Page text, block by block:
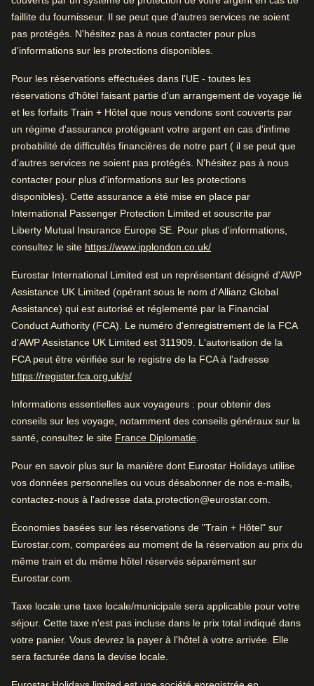
plats allemands et internationaux au restaurant de l'hôtel,
puis se détendre en prenant un verre dans le bar-salon
accueillant.
Les installations sur place comprennent un centre de
remise en forme et un sauna, un restaurant avec terrasse
et un service 24h/24, ce qui fait de cet hôtel un choix idéal
dans le centre de Cologne. Bénéficiant d'excellentes
liaisons de transport juste à l'extérieur et de nombreux
cafés et attractions locales à proximité, le Mercure
Severinshof Koeln City allie commodité pratique et
hospitalité allemande décontractée.
Démarche écoresponsable :Cet hôtel participe au
programme GreenLeaders, une initiative en vertu de
laquelle les établissements participants s’engagent à faire
un geste pour l’environnement : recycler, sélectionner des
ingrédients bio issus du terroir et mettre à disposition des
clients des stations de recharge pour véhicules
électriques, entre autres.
Pour information, le texte sur cette page a été traduit
depuis l'anglais à l'aide d'un outil d'intelligence artificielle.
Il est donc possible que l'orthographe et la grammaire ne
soient pas parfaites.
Arrive à Cologne
Pendant que vous êtes à Cologne
Vérifier la disponibilité et réserver
Trouvez une chambre
Arrive à Cologne
1.5 km de Cologne
Pendant que vous êtes à Cologne
0.6 km de Schokoladenmuseum
Bon à savoir
Chambres spacieuses
Noté par
Couple– 46 %
Famille – 24%
17
Seul·e– 13 %
Noté 4.4/5 basé sur les commentaires de tous
les voyageurs
Excellent pour un voyage entre amis. Parking et transports
en commun à proximité.
Excellent hôtel luxueux
Excellent hôtel d'affaires
L'essentiel
Site
Avis des utilisatrices et utilisateurs, 4.6 sur 5
Très bien situé
Positif
faillite du fournisseur. Il se peut que d'autres services ne soient
pas protégés. N'hésitez pas à nous contacter pour plus
d'informations sur les protections disponibles.
Pour les réservations effectuées dans l'UE - toutes les
réservations d'hôtel faisant partie d'un arrangement de voyage lié
et les forfaits Train + Hôtel que nous vendons sont couverts par
un régime d'assurance protégeant votre argent en cas d'infime
probabilité de difficultés financières de notre part ( il se peut que
d'autres services ne soient pas protégés. N'hésitez pas à nous
contacter pour plus d'informations sur les protections
disponibles). Cette assurance a été mise en place par
International Passenger Protection Limited et souscrite par
Liberty Mutual Insurance Europe SE. Pour plus d'informations,
consultez le site https://www.ipplondon.co.uk/(
Eurostar International Limited est un représentant désigné d'AWP
Assistance UK Limited (opérant sous le nom d'Allianz Global
Assistance) qui est autorisé et réglementé par la Financial
Conduct Authority (FCA). Le numéro d'enregistrement de la FCA
d'AWP Assistance UK Limited est 311909. L'autorisation de la
FCA peut être vérifiée sur le registre de la FCA à l'adresse
https://register.fca.org.uk/s/(
Informations essentielles aux voyageurs : pour obtenir des
conseils sur les voyage, notamment des conseils généraux sur la
santé, consultez le site France Diplomatie(
Pour en savoir plus sur la manière dont Eurostar Holidays utilise
vos données personnelles ou vous désabonner de nos e-mails,
contactez-nous à l'adresse data.protection@eurostar.com.
Économies basées sur les réservations de "Train + Hôtel" sur
Eurostar.com, comparées au moment de la réservation au prix du
même train et du même hôtel réservés séparément sur
Eurostar.com.
Taxe locale:une taxe locale/municipale sera applicable pour votre
séjour. Cette taxe n'est pas incluse dans le prix total indiqué dans
votre panier. Vous devrez la payer à l'hôtel à votre arrivée. Elle
sera facturée dans la devise locale.